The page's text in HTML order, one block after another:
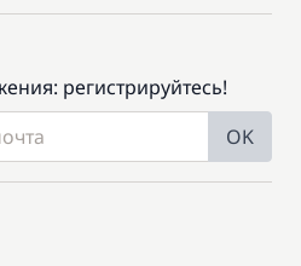
регистрируйтесь!
OK